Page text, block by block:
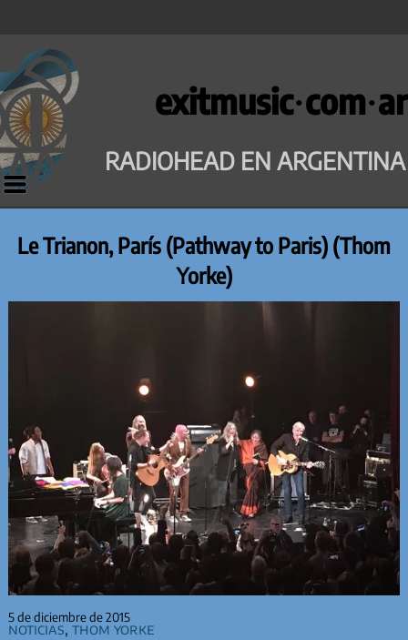
Saltar
al
contenido
exitmusic·com·ar
RADIOHEAD EN ARGENTINA
Le Trianon, París (Pathway to Paris) (Thom
Yorke)
5 de diciembre de 2015
Noticias, Thom Yorke